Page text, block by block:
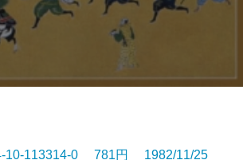
10-113314-0 781円 1982/11/25